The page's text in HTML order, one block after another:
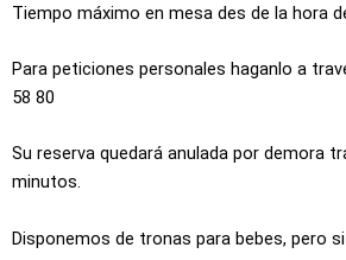
Tiempo máximo en mesa des de la hora
Para peticiones personales haganlo a
58 80
Su reserva quedará anulada por demora
minutos.
Disponemos de tronas para bebes, pero